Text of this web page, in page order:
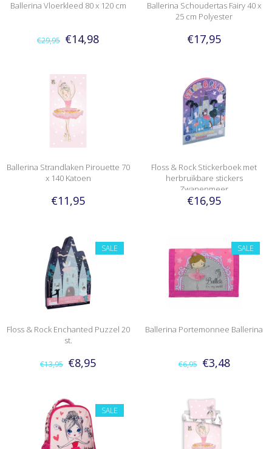
Ballerina Vloerkleed 80 x 120 cm
€29,95 €14,98
Ballerina Schoudertas Fairy 40 x
25 cm Polyester
€17,95
Ballerina Strandlaken Pirouette 70
x 140 Katoen
€11,95
Floss & Rock Stickerboek met
herbruikbare stickers
Zwanenmeer
€16,95
SALE
Floss & Rock Enchanted Puzzel 20
st.
€13,95 €8,95
SALE
Ballerina Portemonnee Ballerina
€6,95 €3,48
SALE